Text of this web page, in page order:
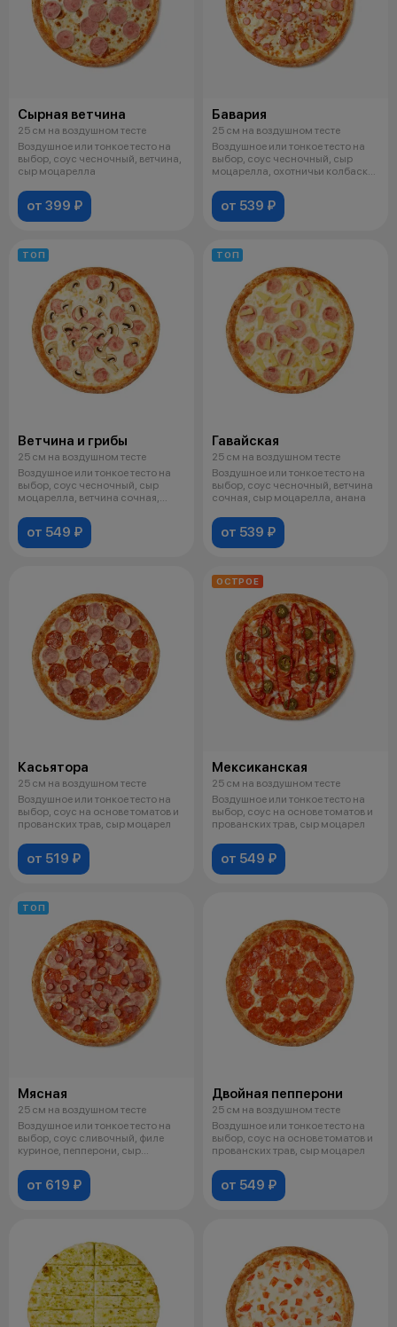
Сырная ветчина
25 см на воздушном тесте
Воздушное или тонкое тесто на
выбор, соус чесночный, ветчина,
сыр моцарелла
от 399 ₽
Бавария
25 см на воздушном тесте
Воздушное или тонкое тесто на
выбор, соус чесночный, сыр
моцарелла, охотничьи колбаски,
от 539 ₽
ТОП
Ветчина и грибы
25 см на воздушном тесте
Воздушное или тонкое тесто на
выбор, соус чесночный, сыр
моцарелла, ветчина сочная,
от 549 ₽
ТОП
Гавайская
25 см на воздушном тесте
Воздушное или тонкое тесто на
выбор, соус чесночный, ветчина
сочная, сыр моцарелла, анана
от 539 ₽
Касьятора
25 см на воздушном тесте
Воздушное или тонкое тесто на
выбор, соус на основе томатов и
прованских трав, сыр моцарел
от 519 ₽
ОСТРОЕ
Мексиканская
25 см на воздушном тесте
Воздушное или тонкое тесто на
выбор, соус на основе томатов и
прованских трав, сыр моцарел
от 549 ₽
ТОП
Мясная
25 см на воздушном тесте
Воздушное или тонкое тесто на
выбор, соус сливочный, филе
куриное, пепперони, сыр
от 619 ₽
Двойная пепперони
25 см на воздушном тесте
Воздушное или тонкое тесто на
выбор, соус на основе томатов и
прованских трав, сыр моцарел
от 549 ₽